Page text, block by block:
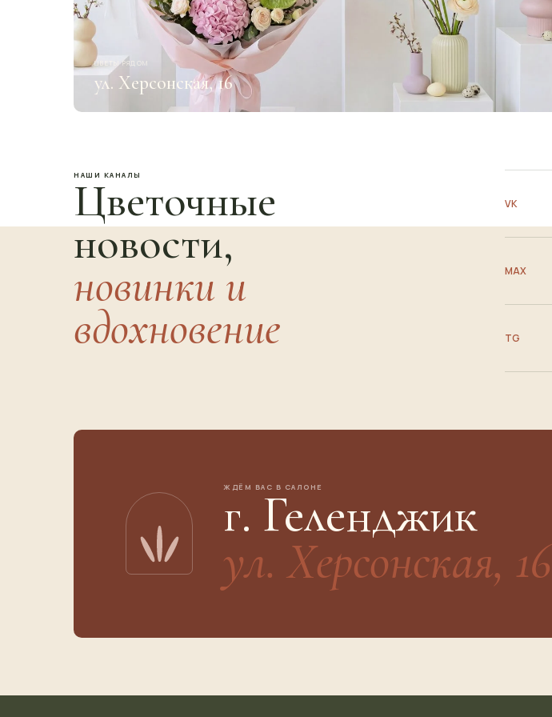
ЦВЕТЫ РЯДОМ
ул. Херсонская, 16
НАШИ КАНАЛЫ
Цветочные
новости,
новинки и
вдохновение
VK
MAX
TG
ЖДЁМ ВАС В САЛОНЕ
г. Геленджик
ул. Херсонская, 16